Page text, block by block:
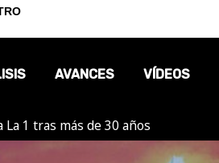
AVANCES VÍDEOS
1 tras más de 30 años